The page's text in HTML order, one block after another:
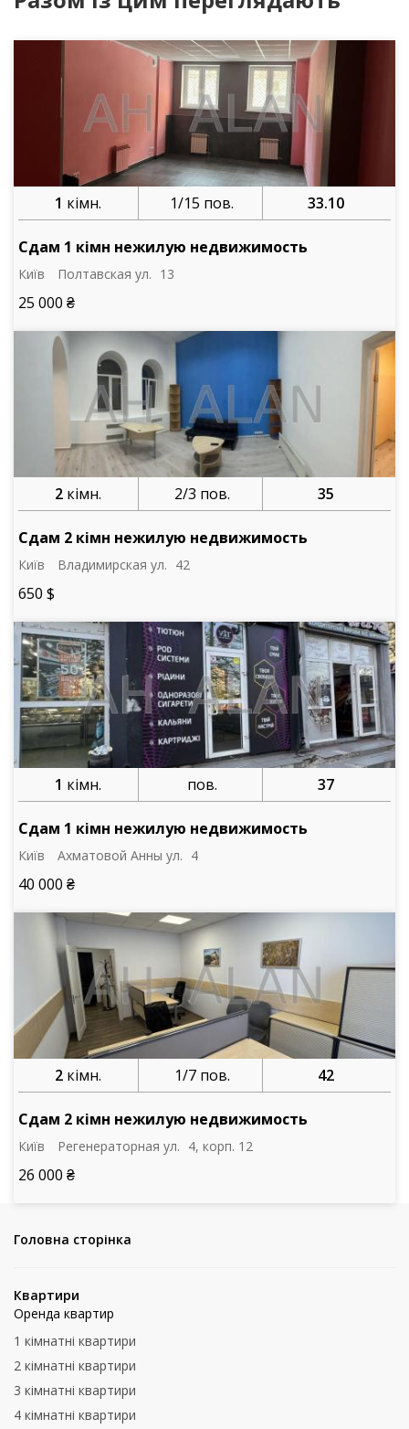
1 кімн. 1/15 пов. 33.10
Сдам 1 кімн нежилую недвижимость
Київ Полтавская ул. 13
25 000 ₴
2кімн. 2/3 пов. 35
Сдам 2 кімн нежилую недвижимость
Київ Владимирская ул. 42
650 $
1 кімн. пов. 37
Сдам 1 кімн нежилую недвижимость
Київ Ахматовой Анны ул. 4
40 000 ₴
2кімн. 1/7 пов. 42
Сдам 2 кімн нежилую недвижимость
Київ Регенераторная ул. 4, корп. 12
26 000 ₴
Головна сторінка
Квартири
Оренда квартир
1 кімнатні квартири
2 кімнатні квартири
3 кімнатні квартири
4 кімнатні квартири